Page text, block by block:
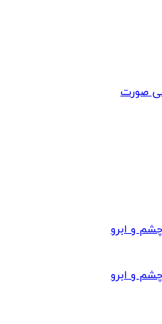
صورت
و ابرو
و ابرو